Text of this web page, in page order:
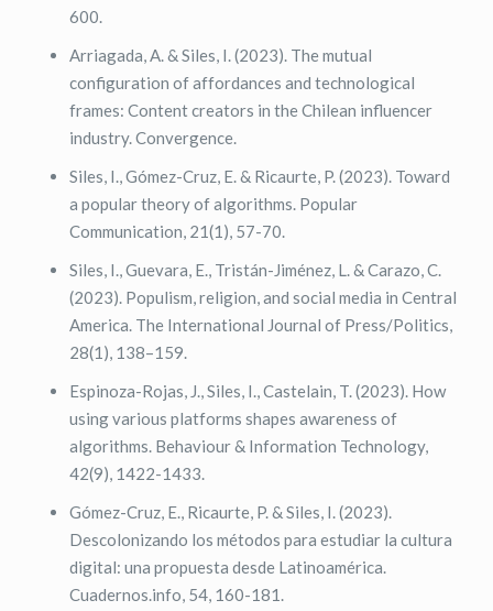
600.
Arriagada, A. & Siles, I. (2023). The mutual
configuration of affordances and technological
frames: Content creators in the Chilean influencer
industry. Convergence.
Siles, I., Gómez-Cruz, E. & Ricaurte, P. (2023). Toward
a popular theory of algorithms. Popular
Communication, 21(1), 57-70.
Siles, I., Guevara, E., Tristán-Jiménez, L. & Carazo, C.
(2023). Populism, religion, and social media in Central
America. The International Journal of Press/Politics,
28(1), 138–159.
Espinoza-Rojas, J., Siles, I., Castelain, T. (2023). How
using various platforms shapes awareness of
algorithms. Behaviour & Information Technology,
42(9), 1422-1433.
Gómez-Cruz, E., Ricaurte, P. & Siles, I. (2023).
Descolonizando los métodos para estudiar la cultura
digital: una propuesta desde Latinoamérica.
Cuadernos.info, 54, 160-181.